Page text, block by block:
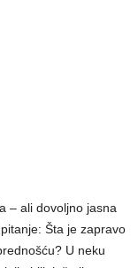
– ali dovoljno jasna
Šta je zapravo
U neku